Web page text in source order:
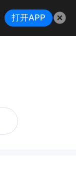
法务客服专员（稳定不裁员-无销售-接受无经验 ）
打开APP